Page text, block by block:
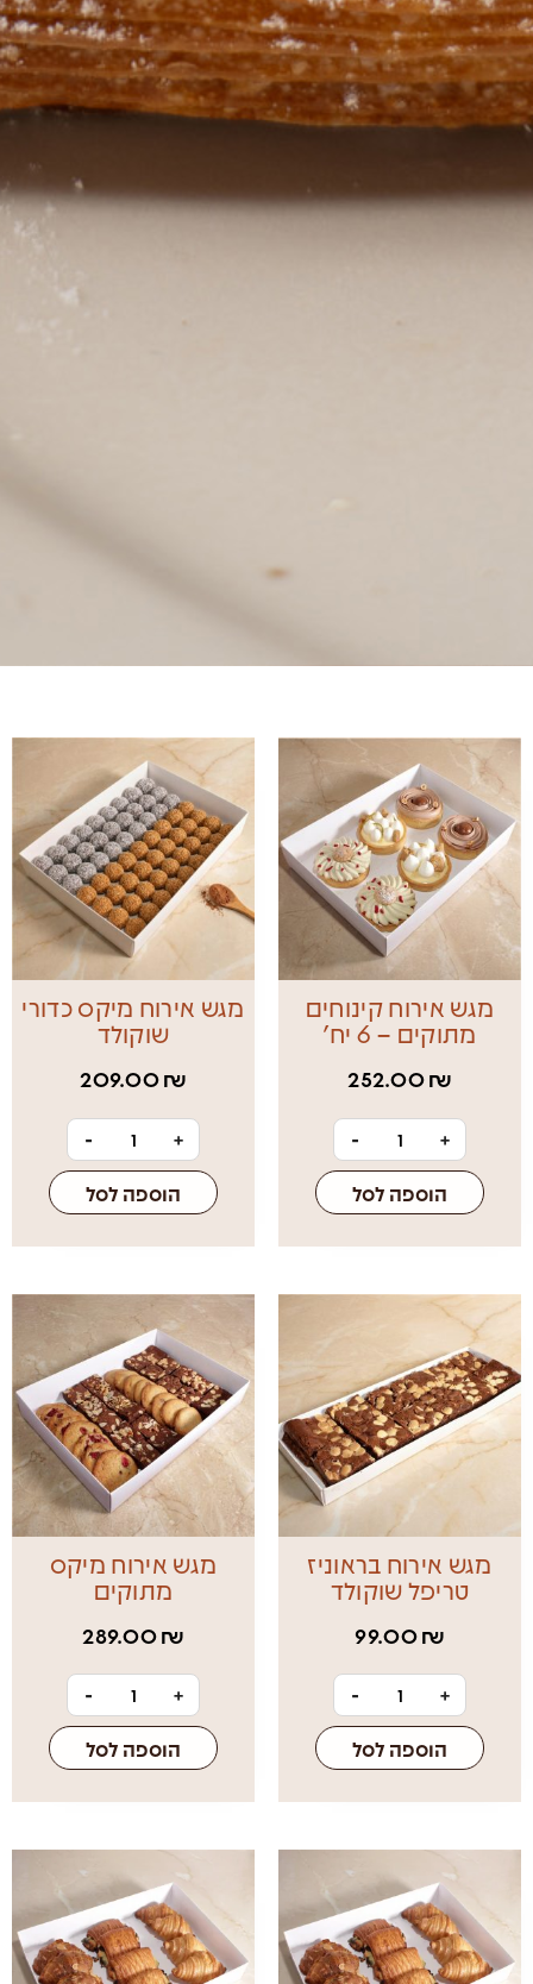
מגש אירוח קינוחים
מתוקים – 6 יח׳
252.00₪
- +
הוספה לסל
מגש אירוח מיקס כדורי
שוקולד
209.00₪
- +
הוספה לסל
מגש אירוח בראוניז
טריפל שוקולד
99.00₪
- +
הוספה לסל
מגש אירוח מיקס
מתוקים
289.00₪
- +
הוספה לסל